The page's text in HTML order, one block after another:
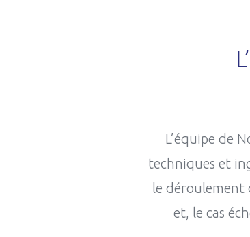
L’équipe de
techniques et
le déroulement
et, le cas